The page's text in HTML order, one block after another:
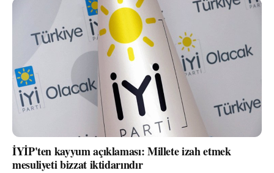
İYİP'ten kayyum açıklaması: Millete izah etmek
mesuliyeti bizzat iktidarındır